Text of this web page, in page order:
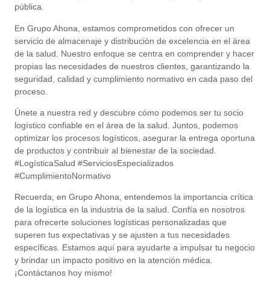
pública.
En Grupo Ahona, estamos comprometidos con ofrecer un
servicio de almacenaje y distribución de excelencia en el área
de la salud. Nuestro enfoque se centra en comprender y hacer
propias las necesidades de nuestros clientes, garantizando la
seguridad, calidad y cumplimiento normativo en cada paso del
proceso.
Únete a nuestra red y descubre cómo podemos ser tu socio
logístico confiable en el área de la salud. Juntos, podemos
optimizar los procesos logísticos, asegurar la entrega oportuna
de productos y contribuir al bienestar de la sociedad.
#LogísticaSalud #ServiciosEspecializados
#CumplimientoNormativo
Recuerda, en Grupo Ahona, entendemos la importancia crítica
de la logística en la industria de la salud. Confía en nosotros
para ofrecerte soluciones logísticas personalizadas que
superen tus expectativas y se ajusten a tus necesidades
específicas. Estamos aquí para ayudarte a impulsar tu negocio
y brindar un impacto positivo en la atención médica.
¡Contáctanos hoy mismo!